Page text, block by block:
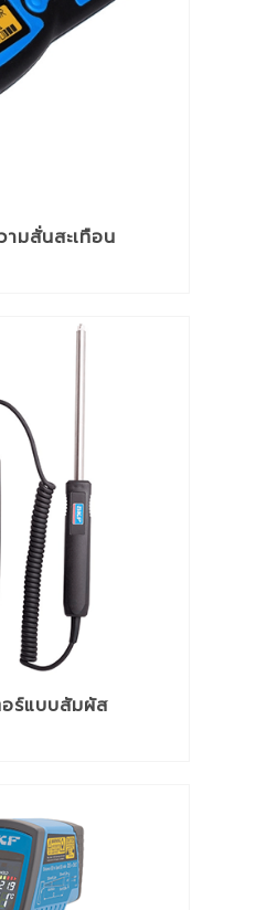
งาน
ครื่องจักร
มสั่นสะเทือน
อร์แบบสัมผัส